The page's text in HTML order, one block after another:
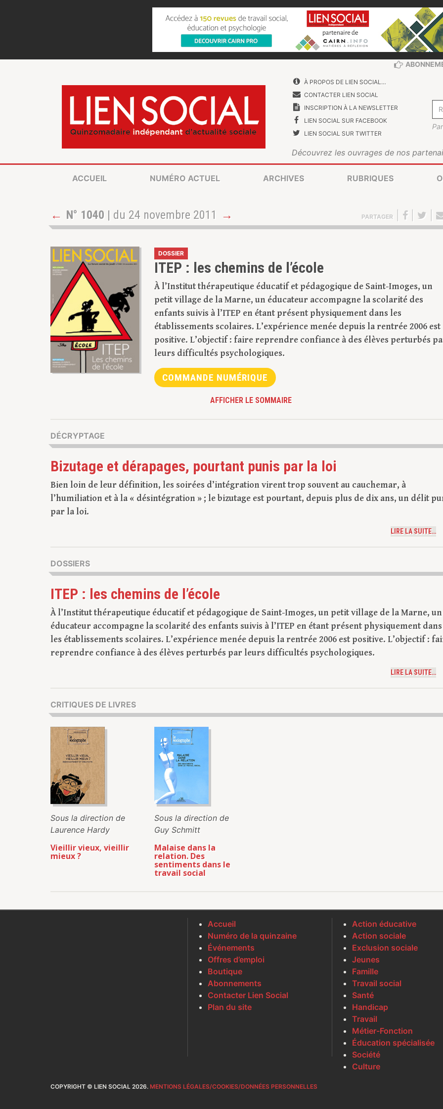
À PROPOS DE LIEN SOCIAL…
CONTACTER LIEN SOCIAL
INSCRIPTION À LA NEWSLETTER
LIEN SOCIAL SUR FACEBOOK
LIEN SOCIAL SUR TWITTER
Découvrez les ouvrages de nos
ACCUEIL NUMÉRO ACTUEL ARCHIVES RUBRIQUES
← N° 1040 | du 24 novembre 2011 → PARTAGER
DOSSIER
ITEP : les chemins de l’école
À l’Institut thérapeutique éducatif et pédagogique de Saint-Imoges, un
petit village de la Marne, un éducateur accompagne la scolarité des
enfants suivis à l’ITEP en étant présent physiquement dans les
établissements scolaires. L’expérience menée depuis la rentrée 2006 est
positive. L’objectif : faire reprendre confiance à des élèves perturbés
leurs difficultés psychologiques.
COMMANDE NUMÉRIQUE
AFFICHER LE SOMMAIRE
DÉCRYPTAGE
Bizutage et dérapages, pourtant punis par la loi
Bien loin de leur définition, les soirées d’intégration virent trop souvent au cauchemar, à
l’humiliation et à la « désintégration » ; le bizutage est pourtant, depuis plus de dix ans, un délit
par la loi.
LIRE LA SUITE…
DOSSIERS
ITEP : les chemins de l’école
À l’Institut thérapeutique éducatif et pédagogique de Saint-Imoges, un petit village de la Marne, un
éducateur accompagne la scolarité des enfants suivis à l’ITEP en étant présent physiquement dans
les établissements scolaires. L’expérience menée depuis la rentrée 2006 est positive. L’objectif :
reprendre confiance à des élèves perturbés par leurs difficultés psychologiques.
LIRE LA SUITE…
CRITIQUES DE LIVRES
Sous la direction de
Laurence Hardy
Vieillir vieux, vieillir
mieux ?
Sous la direction de
Guy Schmitt
Malaise dans la
relation. Des
sentiments dans le
travail social
Accueil
Numéro de la quinzaine
Événements
Offres d’emploi
Boutique
Abonnements
Contacter Lien Social
Plan du site
Action éducative
Action sociale
Exclusion sociale
Jeunes
Famille
Travail social
Santé
Handicap
Travail
Métier-Fonction
Éducation spécialisée
Société
Culture
COPYRIGHT © LIEN SOCIAL 2026. MENTIONS LÉGALES/COOKIES/DONNÉES PERSONNELLES